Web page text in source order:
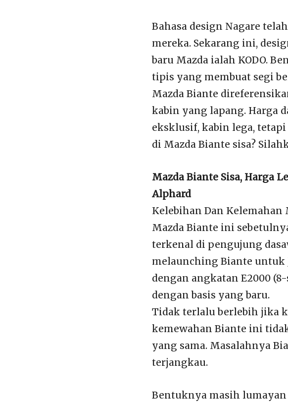
Bahasa design Nagare
mereka. Sekarang ini,
baru Mazda ialah KODO.
tipis yang membuat segi
Mazda Biante
kabin yang lapang. Harga
eksklusif, kabin lega,
di Mazda Biante sisa?
Mazda Biante Sisa, Harga
Alphard
Kelebihan Dan Kelemahan
Mazda Biante ini
terkenal di pengujung
melaunching Biante untuk
dengan angkatan E2000
dengan basis yang baru.
Tidak terlalu berlebih jika
kemewahan Biante ini
yang sama. Masalahnya
terjangkau.
Bentuknya masih